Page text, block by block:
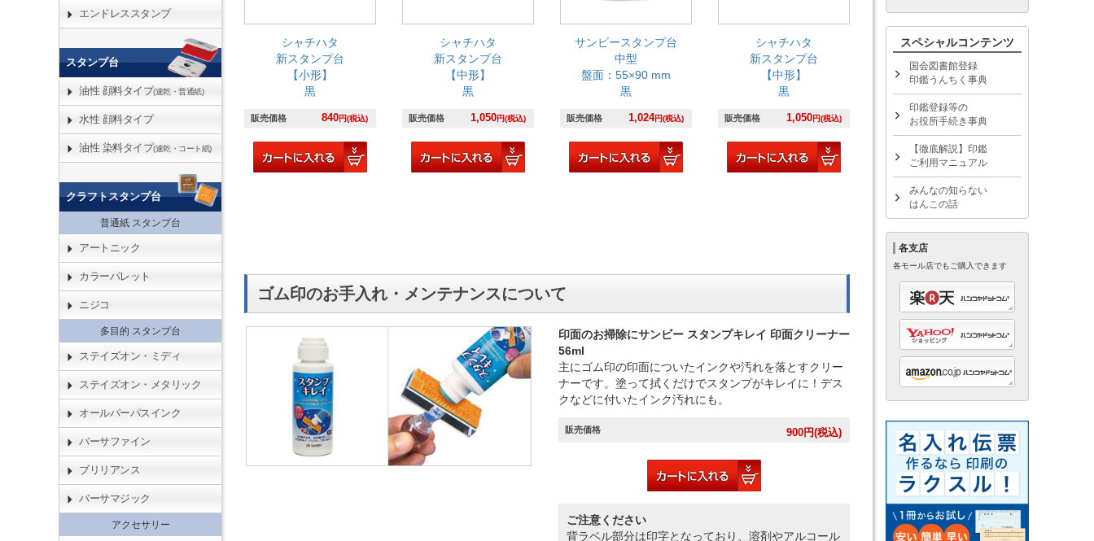
シャチハタ
新スタンプ台
【小形】
黒
販売価格 840円(税込)
シャチハタ
新スタンプ台
【中形】
黒
販売価格 1,050円(税込)
サンビースタンプ台
中型
盤面：55×90 mm
黒
販売価格 1,024円(税込)
シャチハタ
新スタンプ台
【中形】
黒
販売価格 1,050円(税込)
ゴム印のお手入れ・メンテナンスについて
印面のお掃除にサンビー スタンプキレイ 印面クリーナー
56ml
主にゴム印の印面についたインクや汚れを落とすクリー
ナーです。塗って拭くだけでスタンプがキレイに！デス
クなどに付いたインク汚れにも。
販売価格 900円(税込)
ご注意ください
背ラベル部分は印字となっており、溶剤やアルコール
エンドレススタンプ
スタンプ台
油性 顔料タイプ(速乾・普通紙)
水性 顔料タイプ
油性 染料タイプ(速乾・コート紙)
クラフトスタンプ台
普通紙 スタンプ台
アートニック
カラーパレット
ニジコ
多目的 スタンプ台
ステイズオン・ミディ
ステイズオン・メタリック
オールパーパスインク
バーサファイン
ブリリアンス
バーサマジック
アクセサリー
スペシャルコンテンツ
国会図書館登録
印鑑うんちく事典
印鑑登録等の
お役所手続き事典
【徹底解説】印鑑
ご利用マニュアル
みんなの知らない
はんこの話
各支店
各モール店でもご購入できます